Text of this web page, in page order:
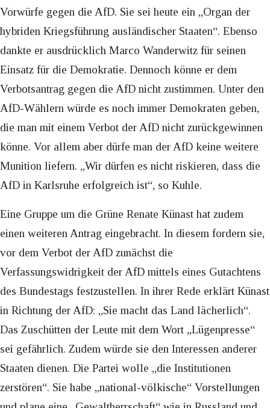
Vorwürfe gegen die AfD. Sie sei heute ein „Organ der
hybriden Kriegsführung ausländischer Staaten“. Ebenso
dankte er ausdrücklich Marco Wanderwitz für seinen
Einsatz für die Demokratie. Dennoch könne er dem
Verbotsantrag gegen die AfD nicht zustimmen. Unter den
AfD-Wählern würde es noch immer Demokraten geben,
die man mit einem Verbot der AfD nicht zurückgewinnen
könne. Vor allem aber dürfe man der AfD keine weitere
Munition liefern. „Wir dürfen es nicht riskieren, dass die
AfD in Karlsruhe erfolgreich ist“, so Kuhle.
Eine Gruppe um die Grüne Renate Künast hat zudem
einen weiteren Antrag eingebracht. In diesem fordern sie,
vor dem Verbot der AfD zunächst die
Verfassungswidrigkeit der AfD mittels eines Gutachtens
des Bundestags festzustellen. In ihrer Rede erklärt Künast
in Richtung der AfD: „Sie macht das Land lächerlich“.
Das Zuschütten der Leute mit dem Wort „Lügenpresse“
sei gefährlich. Zudem würde sie den Interessen anderer
Staaten dienen. Die Partei wolle „die Institutionen
zerstören“. Sie habe „national-völkische“ Vorstellungen